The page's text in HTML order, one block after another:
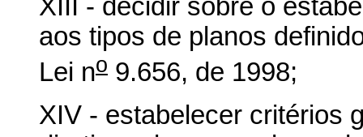
XIII - decidir sobre o
aos tipos de planos
Lei no 9.656, de 1998;
XIV - estabelecer critérios